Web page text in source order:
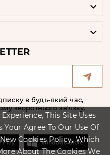
This Site Uses
Your Agree To Our Use Of
Cookies Policy, Which
About The Cookies We


в будь-який час,
зворотнього зв'язку.